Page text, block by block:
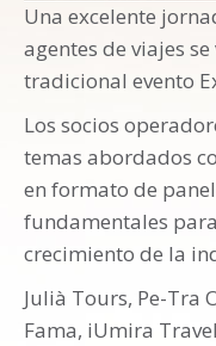
Una excelente
agentes de viajes
tradicional evento
Los socios
temas abordados
en formato de
fundamentales
crecimiento de la
Julià Tours, Pe-Tra
Fama, iUmira